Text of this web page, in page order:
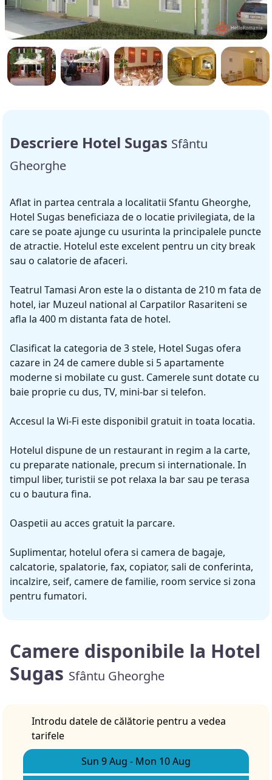
Descriere Hotel Sugas Sfântu
Gheorghe
Aflat in partea centrala a localitatii Sfantu Gheorghe,
Hotel Sugas beneficiaza de o locatie privilegiata, de la
care se poate ajunge cu usurinta la principalele puncte
de atractie. Hotelul este excelent pentru un city break
sau o calatorie de afaceri.
Teatrul Tamasi Aron este la o distanta de 210 m fata de
hotel, iar Muzeul national al Carpatilor Rasariteni se
afla la 400 m distanta fata de hotel.
Clasificat la categoria de 3 stele, Hotel Sugas ofera
cazare in 24 de camere duble si 5 apartamente
moderne si mobilate cu gust. Camerele sunt dotate cu
baie proprie cu dus, TV, mini-bar si telefon.
Accesul la Wi-Fi este disponibil gratuit in toata locatia.
Hotelul dispune de un restaurant in regim a la carte,
cu preparate nationale, precum si internationale. In
timpul liber, turistii se pot relaxa la bar sau pe terasa
cu o bautura fina.
Oaspetii au acces gratuit la parcare.
Suplimentar, hotelul ofera si camera de bagaje,
calcatorie, spalatorie, fax, copiator, sali de conferinta,
incalzire, seif, camere de familie, room service si zona
pentru fumatori.
Camere disponibile la Hotel
Sugas Sfântu Gheorghe
Introdu datele de călătorie pentru a vedea
tarifele
Sun 9 Aug - Mon 10 Aug